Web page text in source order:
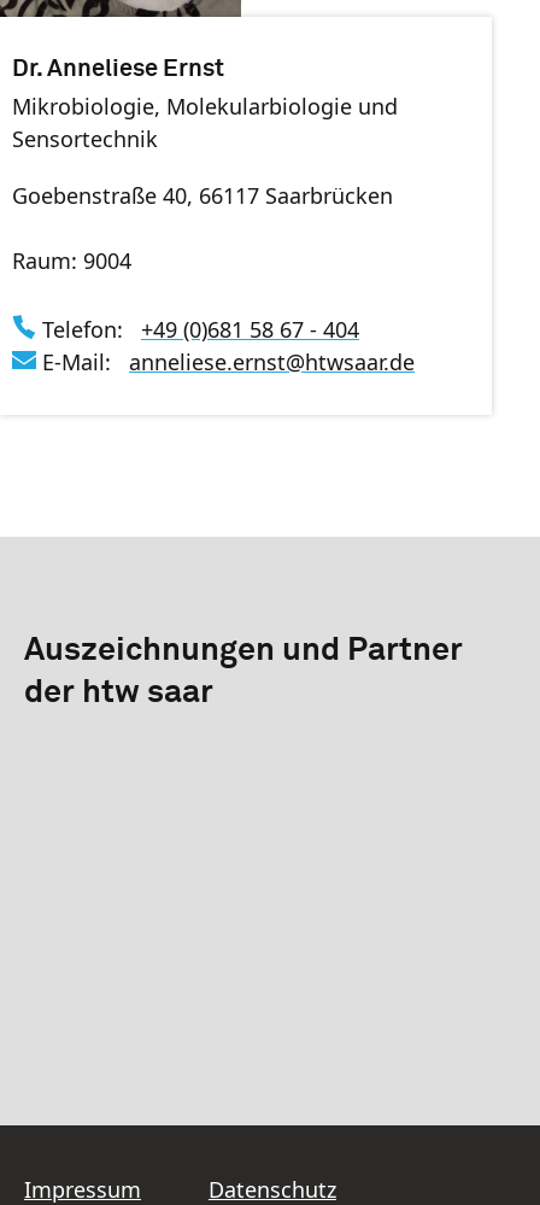
Dr. Anneliese Ernst
Mikrobiologie, Molekularbiologie und
Sensortechnik
Goebenstraße 40, 66117 Saarbrücken
Raum: 9004
Telefon:
+49 (0)681 58 67 - 404
E-Mail:
anneliese.ernst@htwsaar.de
Auszeichnungen und Partner
der htw saar
Impressum
Datenschutz